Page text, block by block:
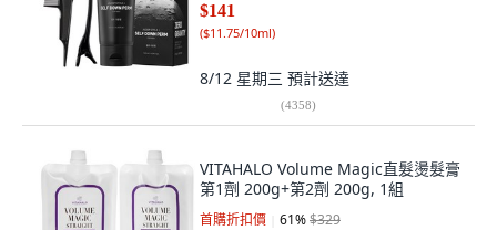
$141
($11.75/10ml)
8/12 星期三 預計送達
(4358)
VITAHALO Volume Magic直髮燙髮膏
第1劑 200g+第2劑 200g, 1組
首購折扣價 61%$329